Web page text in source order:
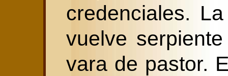
credenciales.
vuelve
vara de pastor.